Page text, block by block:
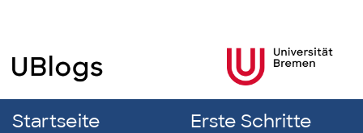
Startseite Erste Schritte